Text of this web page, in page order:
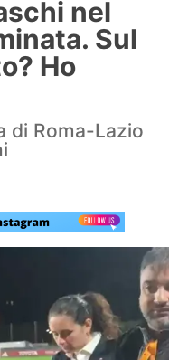
nel
Sul
Ho
di Roma-Lazio